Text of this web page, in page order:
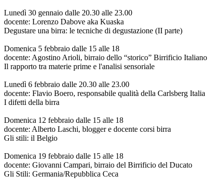
Lunedì 30 gennaio dalle 20.30 alle 23.00
docente: Lorenzo Dabove aka Kuaska
Degustare una birra: le tecniche di degustazione (II parte)
Domenica 5 febbraio dalle 15 alle 18
docente: Agostino Arioli, birraio dello “storico” Birrificio Italiano
Il rapporto tra materie prime e l'analisi sensoriale
Lunedì 6 febbraio dalle 20.30 alle 23.00
docente: Flavio Boero, responsabile qualità della Carlsberg Italia
I difetti della birra
Domenica 12 febbraio dalle 15 alle 18
docente: Alberto Laschi, blogger e docente corsi birra
Gli stili: il Belgio
Domenica 19 febbraio dalle 15 alle 18
docente: Giovanni Campari, birraio del Birrificio del Ducato
Gli Stili: Germania/Repubblica Ceca